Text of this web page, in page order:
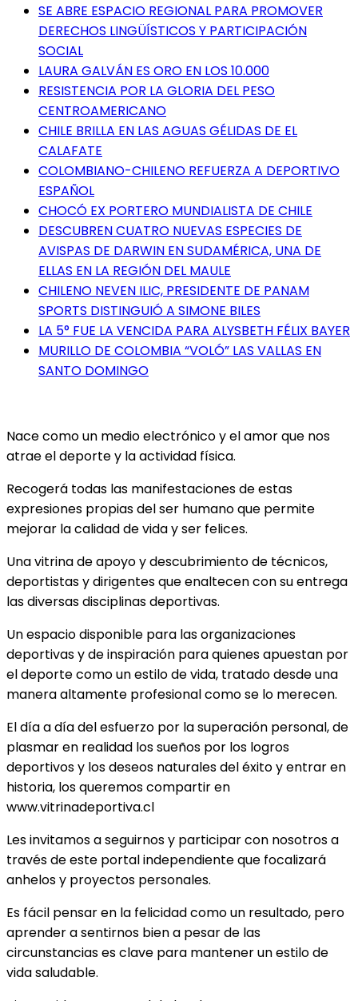
SE ABRE ESPACIO REGIONAL PARA PROMOVER
DERECHOS LINGÜÍSTICOS Y PARTICIPACIÓN
SOCIAL
LAURA GALVÁN ES ORO EN LOS 10.000
RESISTENCIA POR LA GLORIA DEL PESO
CENTROAMERICANO
CHILE BRILLA EN LAS AGUAS GÉLIDAS DE EL
CALAFATE
COLOMBIANO-CHILENO REFUERZA A DEPORTIVO
ESPAÑOL
CHOCÓ EX PORTERO MUNDIALISTA DE CHILE
DESCUBREN CUATRO NUEVAS ESPECIES DE
AVISPAS DE DARWIN EN SUDAMÉRICA, UNA DE
ELLAS EN LA REGIÓN DEL MAULE
CHILENO NEVEN ILIC, PRESIDENTE DE PANAM
SPORTS DISTINGUIÓ A SIMONE BILES
LA 5° FUE LA VENCIDA PARA ALYSBETH FÉLIX BAYER
MURILLO DE COLOMBIA “VOLÓ” LAS VALLAS EN
SANTO DOMINGO
Nace como un medio electrónico y el amor que nos
atrae el deporte y la actividad física.
Recogerá todas las manifestaciones de estas
expresiones propias del ser humano que permite
mejorar la calidad de vida y ser felices.
Una vitrina de apoyo y descubrimiento de técnicos,
deportistas y dirigentes que enaltecen con su entrega
las diversas disciplinas deportivas.
Un espacio disponible para las organizaciones
deportivas y de inspiración para quienes apuestan por
el deporte como un estilo de vida, tratado desde una
manera altamente profesional como se lo merecen.
El día a día del esfuerzo por la superación personal, de
plasmar en realidad los sueños por los logros
deportivos y los deseos naturales del éxito y entrar en
historia, los queremos compartir en
www.vitrinadeportiva.cl
Les invitamos a seguirnos y participar con nosotros a
través de este portal independiente que focalizará
anhelos y proyectos personales.
Es fácil pensar en la felicidad como un resultado, pero
aprender a sentirnos bien a pesar de las
circunstancias es clave para mantener un estilo de
vida saludable.